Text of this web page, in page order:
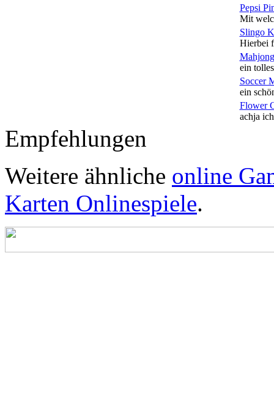
Pepsi
Mit
Slingo
Hierbei
ein
Soccer
ein
Flower
achja
Empfehlungen
Weitere ähnliche online
Karten Onlinespiele.